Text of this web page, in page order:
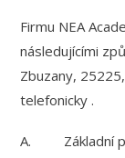
Firmu NEA
následujícími
Zbuzany,
telefonicky .
A. Základní